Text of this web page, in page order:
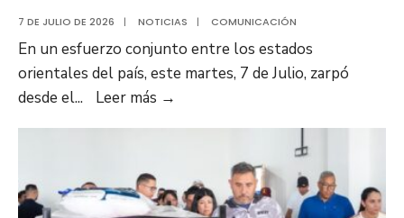
7 DE JULIO DE 2026 | NOTICIAS | COMUNICACIÓN
En un esfuerzo conjunto entre los estados
orientales del país, este martes, 7 de Julio, zarpó
desde el... Leer más →
de